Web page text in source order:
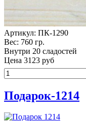
Артикул: ПК-1290
Вес: 760 гр.
Внутри 20 сладостей
Цена 3123 руб
Подарок-1214